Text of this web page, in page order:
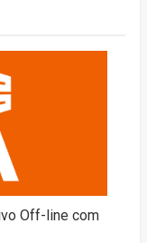
Off-line com